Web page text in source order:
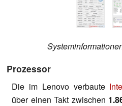
Prozessor
Die im Lenovo verbaute
über einen Takt zwischen